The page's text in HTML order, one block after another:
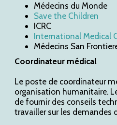
Médecins du Monde
Save the Children
ICRC
International Medical
Médecins San
Coordinateur médical
Le poste de coordinateur
organisation humanitaire.
de fournir des conseils
travailler sur les demandes